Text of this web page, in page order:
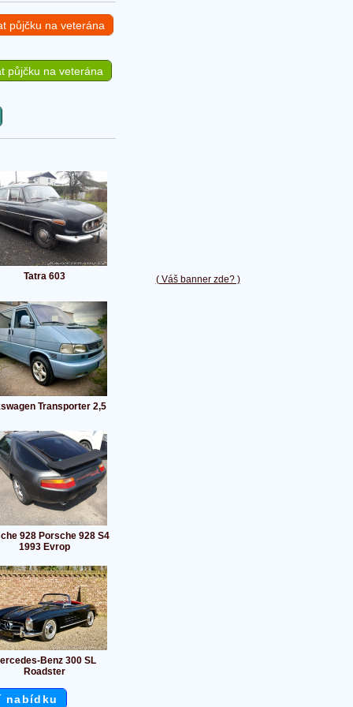
( Váš banner zde? )
půjčku na veterána
půjčku na veterána
Tatra 603
Transporter 2,5
928 Porsche 928 S4
1993 Evrop
Benz 300 SL
Roadster
nabídku